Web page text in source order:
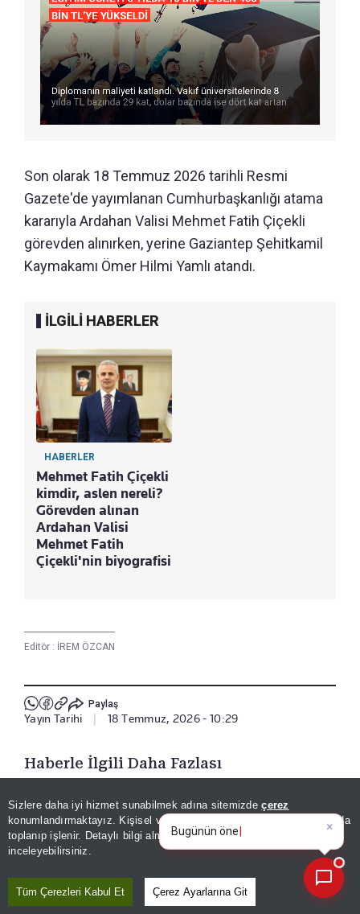
Sizlere daha iyi hizmet sunabilmek adına sitemizdeçerez
konumlandırmaktayız. Kişisel verileriniz, KVKK ve GDPR kapsamında
toplanıp işlenir. Detaylı bilgi almak içinAydınlatma Metnimizi
inceleyebilirsiniz.
Tüm Çerezleri Kabul Et Çerez Ayarlarına Git
Son olarak 18 Temmuz 2026 tarihli Resmi
Gazete'de yayımlanan Cumhurbaşkanlığı atama
kararıyla Ardahan Valisi Mehmet Fatih Çiçekli
görevden alınırken, yerine Gaziantep Şehitkamil
Kaymakamı Ömer Hilmi Yamlı atandı.
İLGİLİ HABERLER
HABERLER
Mehmet Fatih Çiçekli
kimdir, aslen nereli?
Görevden alınan
Ardahan Valisi
Mehmet Fatih
Çiçekli'nin biyografisi
Editör : İREM ÖZCAN
Paylaş
Yayın Tarihi 18 Temmuz, 2026 - 10:29
Haberle İlgili Daha Fazlası
×
Bugünün öne çıkan manşetleri
ve gelişmeleri neler?